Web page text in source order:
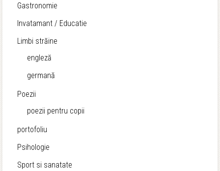
Gastronomie
Invatamant / Educatie
Limbi străine
engleză
germană
Poezii
poezii pentru copii
portofoliu
Psihologie
Sport si sanatate